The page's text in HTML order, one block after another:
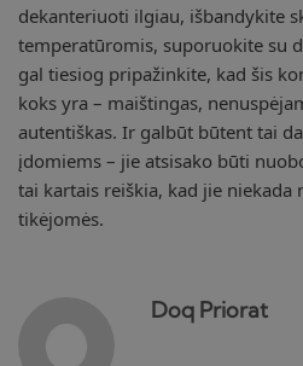
dekanteriuoti ilgiau, išbandykite
temperatūromis, suporuokite su
gal tiesiog pripažinkite, kad šis
koks yra – maištingas,
autentiškas. Ir galbūt būtent tai
įdomiems – jie atsisako būti
tai kartais reiškia, kad jie niekada
tikėjomės.
Doq Priorat